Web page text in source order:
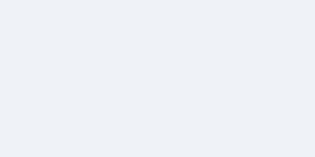
失敗しない「爪切り」完全ガ